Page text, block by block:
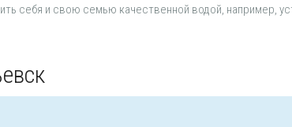
себя и свою семью качественной водой, например,